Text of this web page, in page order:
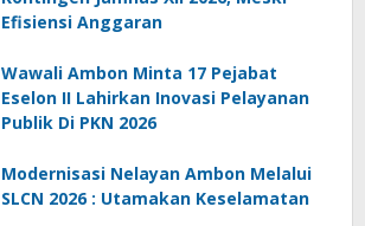
Efisiensi Anggaran
Wawali Ambon Minta 17 Pejabat
Eselon II Lahirkan Inovasi Pelayanan
Publik Di PKN 2026
Modernisasi Nelayan Ambon Melalui
SLCN 2026 : Utamakan Keselamatan